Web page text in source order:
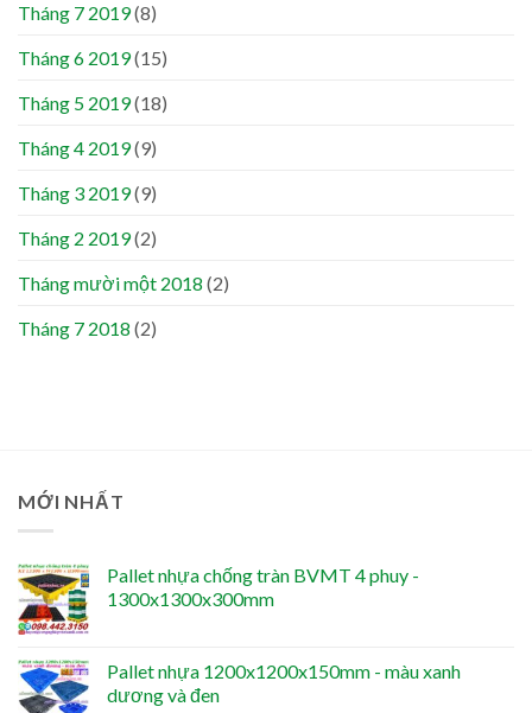
Tháng 7 2019(8)
Tháng 6 2019(15)
Tháng 5 2019(18)
Tháng 4 2019(9)
Tháng 3 2019(9)
Tháng 2 2019(2)
Tháng mười một 2018 (2)
Tháng 7 2018 (2)
MỚI NHẤT
Pallet nhựa chống tràn BVMT 4 phuy -
1300x1300x300mm
Pallet nhựa 1200x1200x150mm - màu xanh
dương và đen